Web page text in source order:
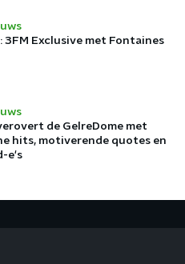
3FM Exclusive met Fontaines
de GelreDome met
hits, motiverende quotes en
e's